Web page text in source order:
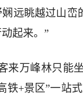
娴远眺越过山
起来。”
来万峰林只能
铁+景区”一站